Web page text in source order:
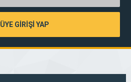
ÜYE GİRİŞİ YAP